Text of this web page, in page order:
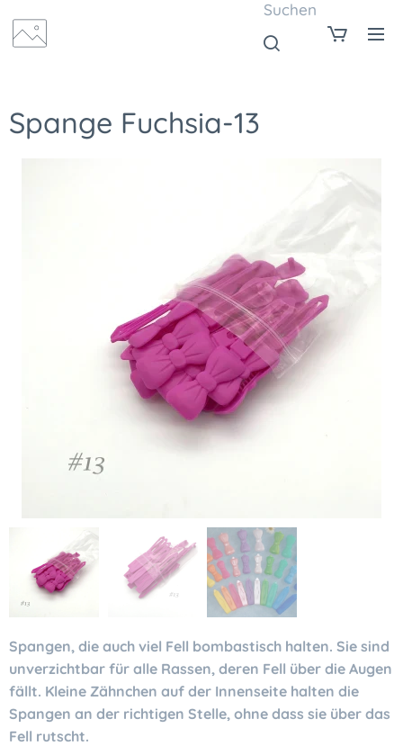
Suchen
Spange Fuchsia-13
Spangen, die auch viel Fell bombastisch halten. Sie sind
unverzichtbar für alle Rassen, deren Fell über die Augen
fällt. Kleine Zähnchen auf der Innenseite halten die
Spangen an der richtigen Stelle, ohne dass sie über das
Fell rutscht.